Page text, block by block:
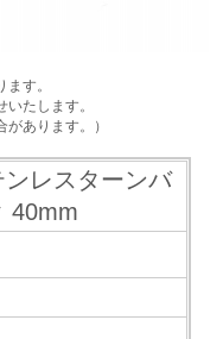
す。
たします。
があります。）
レスターンバ
40mm